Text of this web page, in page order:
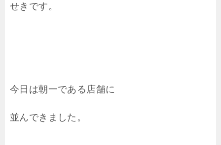
せきです。
今日は朝一である店舗に
並んできました。